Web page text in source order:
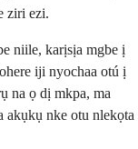
ziri ezi.
niile, karịsịa mgbe ị
iji nyochaa otú ị
na ọ dị mkpa, ma
akụkụ nke otu nlekọta